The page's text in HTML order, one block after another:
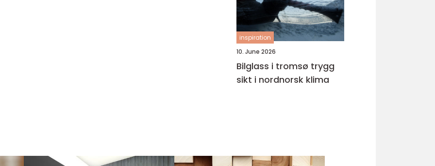
inspiration
10. June 2026
Bilglass i tromsø trygg
sikt i nordnorsk klima